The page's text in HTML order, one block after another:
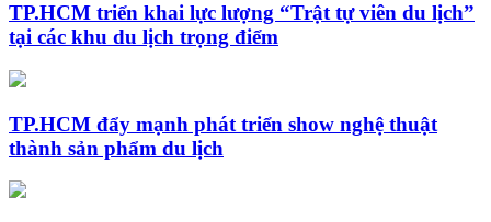
TP.HCM triển khai lực lượng “Trật tự viên du lịch”
tại các khu du lịch trọng điểm
TP.HCM đẩy mạnh phát triển show nghệ thuật
thành sản phẩm du lịch